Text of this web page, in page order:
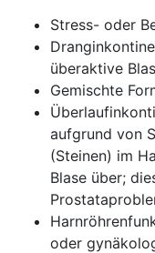
Stress- oder
überaktive
Gemischte
aufgrund von
(Steinen) im
Blase über;
oder